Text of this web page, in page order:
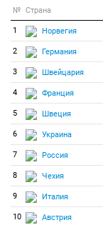
№ Страна
1 Норвегия
2 Германия
3 Швейцария
4 Франция
5 Швеция
6 Украина
7 Россия
8 Чехия
9 Италия
10 Австрия